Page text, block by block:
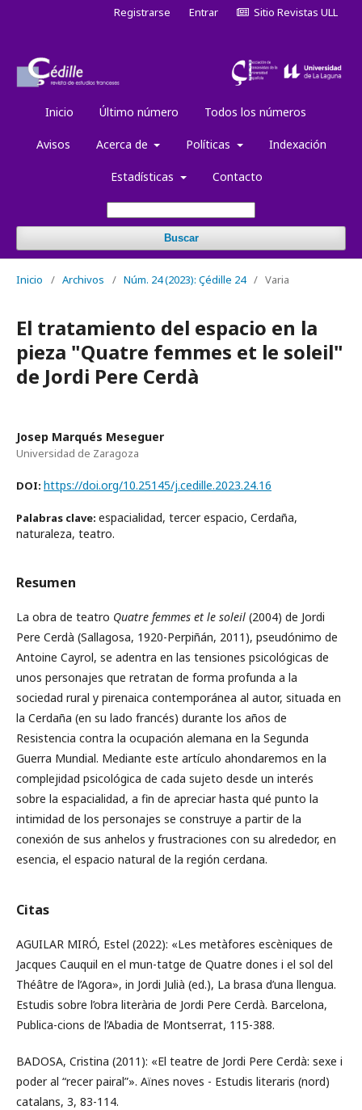
Inicio Último número Todos los números
Avisos Acerca de Políticas Indexación
Estadísticas Contacto
Buscar
Registrarse Entrar Sitio Revistas ULL
Inicio / Archivos / Núm. 24 (2023): Çédille 24 / Varia
El tratamiento del espacio en la
pieza "Quatre femmes et le soleil"
de Jordi Pere Cerdà
Josep Marqués Meseguer
Universidad de Zaragoza
DOI: https://doi.org/10.25145/j.cedille.2023.24.16
Palabras clave: espacialidad, tercer espacio, Cerdaña,
naturaleza, teatro.
Resumen
La obra de teatro Quatre femmes et le soleil (2004) de Jordi
Pere Cerdà (Sallagosa, 1920-Perpiñán, 2011), pseudónimo de
Antoine Cayrol, se adentra en las tensiones psicológicas de
unos personajes que retratan de forma profunda a la
sociedad rural y pirenaica contemporánea al autor, situada en
la Cerdaña (en su lado francés) durante los años de
Resistencia contra la ocupación alemana en la Segunda
Guerra Mundial. Mediante este artículo ahondaremos en la
complejidad psicológica de cada sujeto desde un interés
sobre la espacialidad, a fin de apreciar hasta qué punto la
intimidad de los personajes se construye a partir de la
conexión de sus anhelos y frustraciones con su alrededor, en
esencia, el espacio natural de la región cerdana.
Citas
AGUILAR MIRÓ, Estel (2022): «Les metàfores escèniques de
Jacques Cauquil en el mun-tatge de Quatre dones i el sol del
Théâtre de l’Agora», in Jordi Julià (ed.), La brasa d’una llengua.
Estudis sobre l’obra literària de Jordi Pere Cerdà. Barcelona,
Publica-cions de l’Abadia de Montserrat, 115-388.
BADOSA, Cristina (2011): «El teatre de Jordi Pere Cerdà: sexe i
poder al “recer pairal”». Aïnes noves - Estudis literaris (nord)
catalans, 3, 83-114.